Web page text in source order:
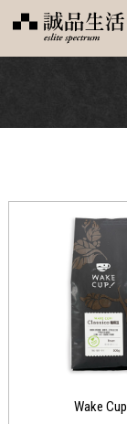
Wake